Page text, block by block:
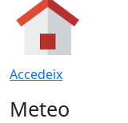
Accedeix
Meteo